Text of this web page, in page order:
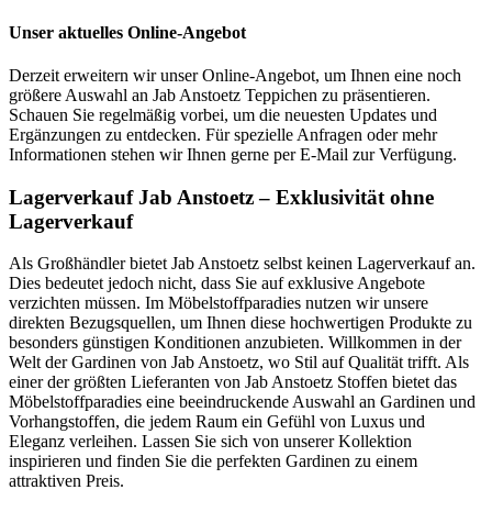
Unser aktuelles Online-Angebot
Derzeit erweitern wir unser Online-Angebot, um Ihnen eine noch
größere Auswahl an Jab Anstoetz Teppichen zu präsentieren.
Schauen Sie regelmäßig vorbei, um die neuesten Updates und
Ergänzungen zu entdecken. Für spezielle Anfragen oder mehr
Informationen stehen wir Ihnen gerne per E-Mail zur Verfügung.
Lagerverkauf Jab Anstoetz – Exklusivität ohne
Lagerverkauf
Als Großhändler bietet Jab Anstoetz selbst keinen Lagerverkauf an.
Dies bedeutet jedoch nicht, dass Sie auf exklusive Angebote
verzichten müssen. Im Möbelstoffparadies nutzen wir unsere
direkten Bezugsquellen, um Ihnen diese hochwertigen Produkte zu
besonders günstigen Konditionen anzubieten. Willkommen in der
Welt der Gardinen von Jab Anstoetz, wo Stil auf Qualität trifft. Als
einer der größten Lieferanten von Jab Anstoetz Stoffen bietet das
Möbelstoffparadies eine beeindruckende Auswahl an Gardinen und
Vorhangstoffen, die jedem Raum ein Gefühl von Luxus und
Eleganz verleihen. Lassen Sie sich von unserer Kollektion
inspirieren und finden Sie die perfekten Gardinen zu einem
attraktiven Preis.